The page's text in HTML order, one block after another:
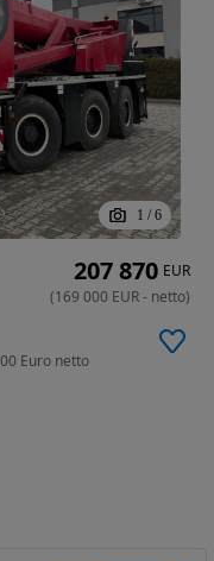
1 / 6
Euro netto
207 870 EUR
(169 000 EUR- netto)